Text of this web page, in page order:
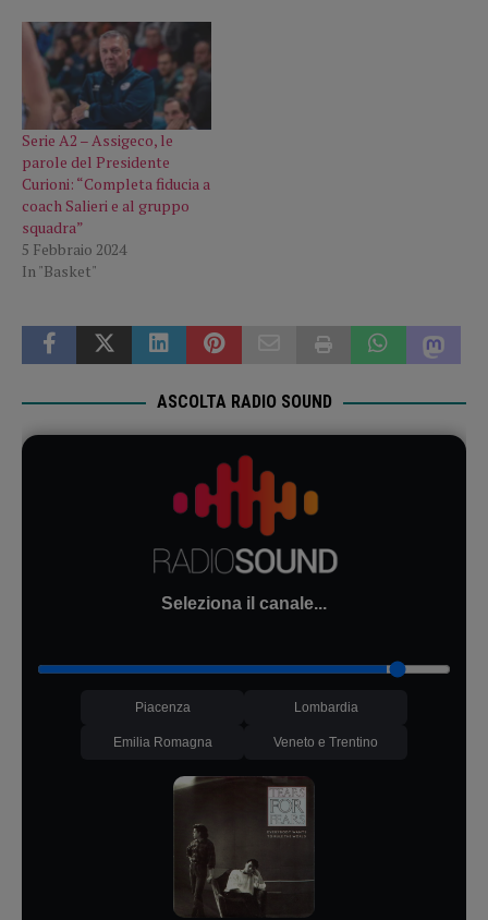
Serie A2 – Assigeco, le
parole del Presidente
Curioni: “Completa fiducia a
coach Salieri e al gruppo
squadra”
5 Febbraio 2024
In "Basket"
ASCOLTA RADIO SOUND
Seleziona il canale...
Piacenza Lombardia
Emilia Romagna Veneto e Trentino